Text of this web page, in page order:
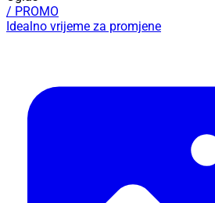
/ PROMO
Idealno vrijeme za promjene